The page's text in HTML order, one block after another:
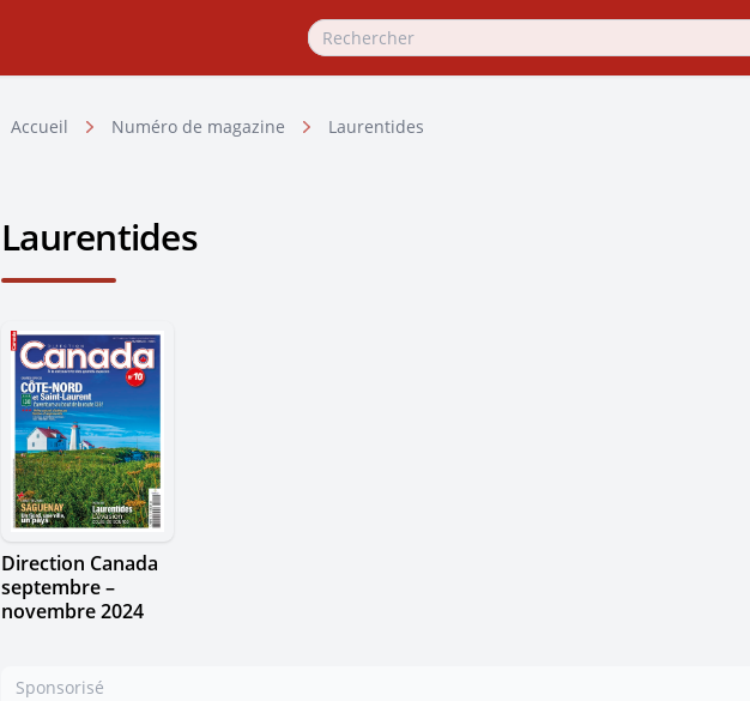
Accueil Numéro de magazine Laurentides
Laurentides
Direction Canada
septembre –
novembre 2024
Sponsorisé